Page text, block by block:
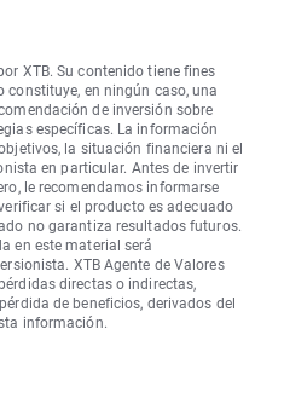
XTB. Su contenido tiene fines
en ningún caso, una
de inversión sobre
específicas. La información
la situación financiera ni el
en particular. Antes de invertir
le recomendamos informarse
si el producto es adecuado
no garantiza resultados futuros.
en este material será
XTB Agente de Valores
directas o indirectas,
de beneficios, derivados del
información.